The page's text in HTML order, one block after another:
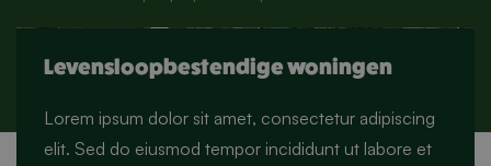
Levensloopbestendige woningen
Lorem ipsum dolor sit amet, consectetur adipiscing
elit. Sed do eiusmod tempor incididunt ut labore et